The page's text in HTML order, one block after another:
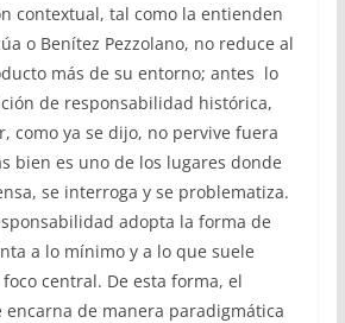
contextual, tal como la entienden
o Benítez Pezzolano, no reduce al
más de su entorno; antes lo
de responsabilidad histórica,
como ya se dijo, no pervive fuera
bien es uno de los lugares donde
se interroga y se problematiza.
adopta la forma de
a lo mínimo y a lo que suele
central. De esta forma, el
encarna de manera paradigmática